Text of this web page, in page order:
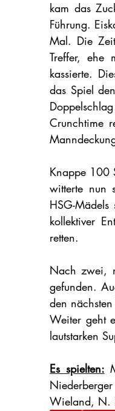
kam das
Führung.
Mal. Die
Treffer, ehe
kassierte.
das Spiel
Crunchtime
Knappe 100
witterte nun
HSG-
kollektiver
retten.
Nach zwei,
gefunden.
den
Weiter geht
lautstarken
Es spielten:
Wieland, N.